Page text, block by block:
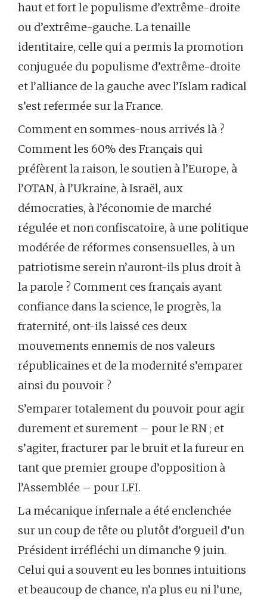
haut et fort le populisme d’extrême-droite
ou d’extrême-gauche. La tenaille
identitaire, celle qui a permis la promotion
conjuguée du populisme d’extrême-droite
et l’alliance de la gauche avec l’Islam radical
s’est refermée sur la France.
Comment en sommes-nous arrivés là ?
Comment les 60% des Français qui
préfèrent la raison, le soutien à l’Europe, à
l’OTAN, à l’Ukraine, à Israël, aux
démocraties, à l’économie de marché
régulée et non confiscatoire, à une politique
modérée de réformes consensuelles, à un
patriotisme serein n’auront-ils plus droit à
la parole ? Comment ces français ayant
confiance dans la science, le progrès, la
fraternité, ont-ils laissé ces deux
mouvements ennemis de nos valeurs
républicaines et de la modernité s’emparer
ainsi du pouvoir ?
S’emparer totalement du pouvoir pour agir
durement et surement – pour le RN ; et
s’agiter, fracturer par le bruit et la fureur en
tant que premier groupe d’opposition à
l’Assemblée – pour LFI.
La mécanique infernale a été enclenchée
sur un coup de tête ou plutôt d’orgueil d’un
Président irréfléchi un dimanche 9 juin.
Celui qui a souvent eu les bonnes intuitions
et beaucoup de chance, n’a plus eu ni l’une,